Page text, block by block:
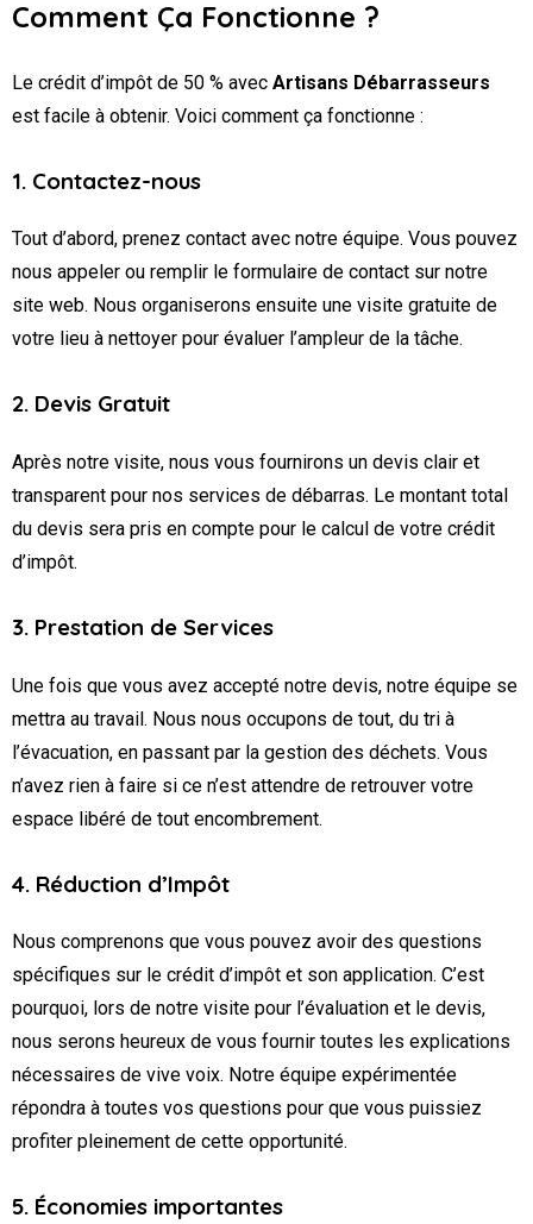
Comment Ça Fonctionne ?
Le crédit d’impôt de 50 % avec Artisans Débarrasseurs
est facile à obtenir. Voici comment ça fonctionne :
1. Contactez-nous
Tout d’abord, prenez contact avec notre équipe. Vous pouvez
nous appeler ou remplir le formulaire de contact sur notre
site web. Nous organiserons ensuite une visite gratuite de
votre lieu à nettoyer pour évaluer l’ampleur de la tâche.
2. Devis Gratuit
Après notre visite, nous vous fournirons un devis clair et
transparent pour nos services de débarras. Le montant total
du devis sera pris en compte pour le calcul de votre crédit
d’impôt.
3. Prestation de Services
Une fois que vous avez accepté notre devis, notre équipe se
mettra au travail. Nous nous occupons de tout, du tri à
l’évacuation, en passant par la gestion des déchets. Vous
n’avez rien à faire si ce n’est attendre de retrouver votre
espace libéré de tout encombrement.
4. Réduction d’Impôt
Nous comprenons que vous pouvez avoir des questions
spécifiques sur le crédit d’impôt et son application. C’est
pourquoi, lors de notre visite pour l’évaluation et le devis,
nous serons heureux de vous fournir toutes les explications
nécessaires de vive voix. Notre équipe expérimentée
répondra à toutes vos questions pour que vous puissiez
profiter pleinement de cette opportunité.
5. Économies importantes